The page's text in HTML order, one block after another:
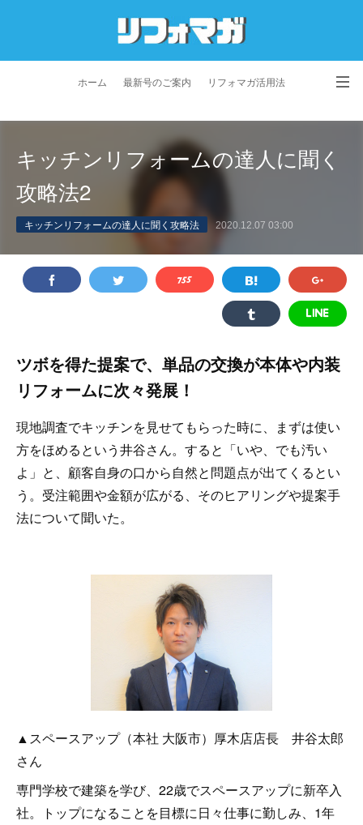
ホーム 最新号のご案内 リフォマガ活用法
プライバシーポリシー 利用規約 会社概要
キッチンリフォームの達人に聞く
攻略法2
キッチンリフォームの達人に聞く攻略法 2020.12.07 03:00
ツボを得た提案で、単品の交換が本体や内装
リフォームに次々発展！
現地調査でキッチンを見せてもらった時に、まずは使い
方をほめるという井谷さん。すると「いや、でも汚い
よ」と、顧客自身の口から自然と問題点が出てくるとい
う。受注範囲や金額が広がる、そのヒアリングや提案手
法について聞いた。
▲スペースアップ（本社 大阪市）厚木店店長 井谷太郎
さん
専門学校で建築を学び、22歳でスペースアップに新卒入
社。トップになることを目標に日々仕事に勤しみ、1年